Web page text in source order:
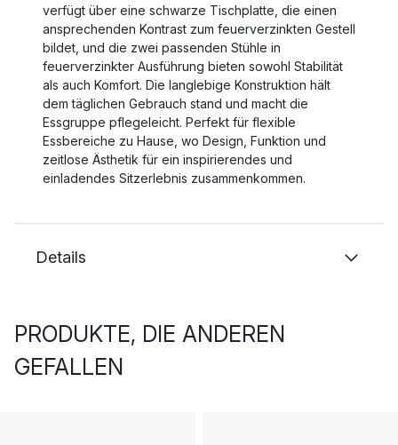
verfügt über eine schwarze Tischplatte, die einen
ansprechenden Kontrast zum feuerverzinkten Gestell
bildet, und die zwei passenden Stühle in
feuerverzinkter Ausführung bieten sowohl Stabilität
als auch Komfort. Die langlebige Konstruktion hält
dem täglichen Gebrauch stand und macht die
Essgruppe pflegeleicht. Perfekt für flexible
Essbereiche zu Hause, wo Design, Funktion und
zeitlose Ästhetik für ein inspirierendes und
einladendes Sitzerlebnis zusammenkommen.
Details
PRODUKTE, DIE ANDEREN
GEFALLEN